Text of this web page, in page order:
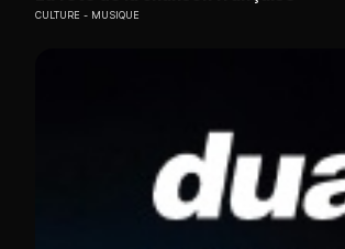
CULTURE MUSIQUE